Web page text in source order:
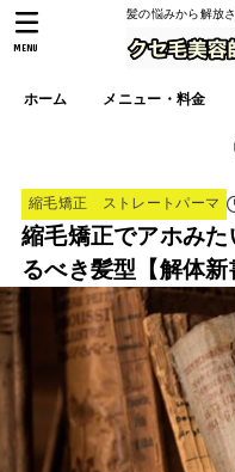
髪の悩みから解放
ホーム メニュー・料金
MENU
縮毛矯正 ストレートパーマ
縮毛矯正でアホみ
るべき髪型【解体新